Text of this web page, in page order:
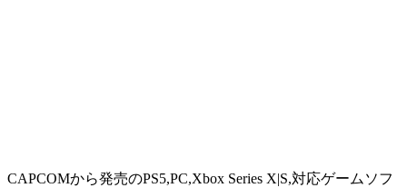
CAPCOMから発売のPS5,PC,Xbox Series X|S,対応ゲームソフ